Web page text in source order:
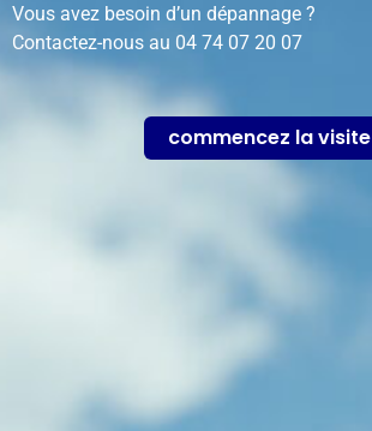
Vous avez besoin d’un dépannage ?
Contactez-nous au 04 74 07 20 07
commencez la visite